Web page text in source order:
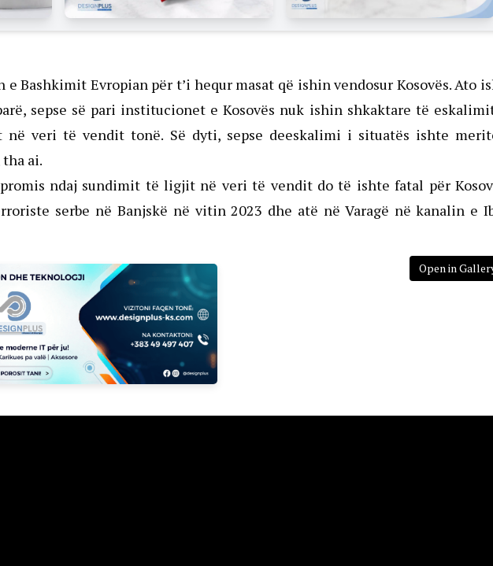
Bashkimit Evropian për t’i hequr masat që ishin vendosur Kosovës. Ato
sepse së pari institucionet e Kosovës nuk ishin shkaktare të
në veri të vendit tonë. Së dyti, sepse deeskalimi i situatës ishte
ai.
ndaj sundimit të ligjit në veri të vendit do të ishte fatal për
serbe në Banjskë në vitin 2023 dhe atë në Varagë në kanalin e
Open in